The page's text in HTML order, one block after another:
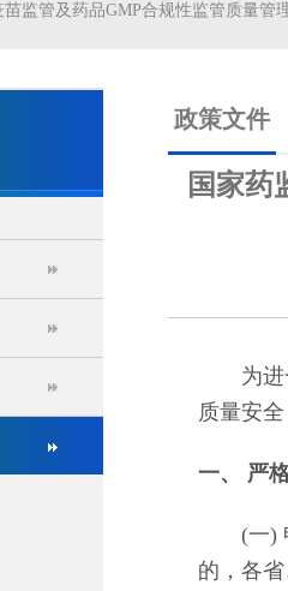
苗监管及药品GMP合规性监管质量管
心关于发布《预防用mRNA疫苗临床
心关于发布《关于开发适宜药品包装
生健康委 国家中医药局 国家疾控局
国医疗器械监督管理国际会议的通
政策文件
国家药
为进一
质量安
一、 严
(一) 申
的，各